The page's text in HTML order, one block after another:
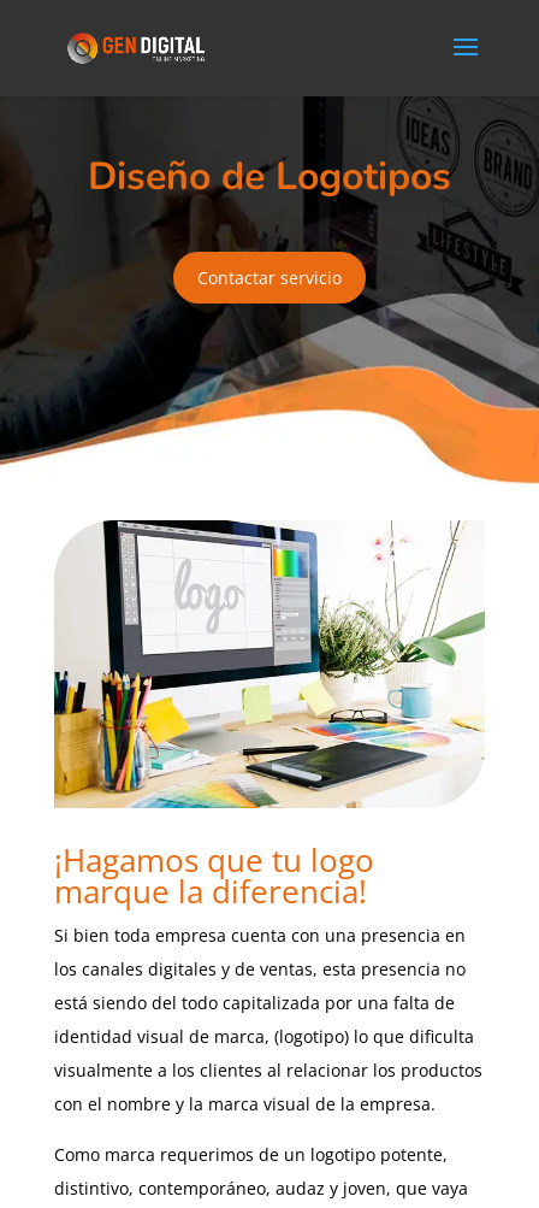
Diseño de Logotipos
Contactar servicio
¡Hagamos que tu logo
marque la diferencia!
Si bien toda empresa cuenta con una presencia en
los canales digitales y de ventas, esta presencia no
está siendo del todo capitalizada por una falta de
identidad visual de marca, (logotipo) lo que dificulta
visualmente a los clientes al relacionar los productos
con el nombre y la marca visual de la empresa.
Como marca requerimos de un logotipo potente,
distintivo, contemporáneo, audaz y joven, que vaya